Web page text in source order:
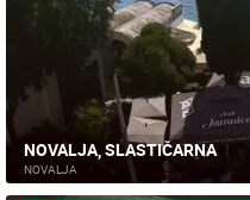
NOVALJA, SLASTIČARNA
NOVALJA